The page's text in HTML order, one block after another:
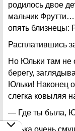
родилось двое
мальчик
опять близнецы:
Расплатившись
Но Юльки там не
берегу,
Юльки! Наконец
слегка ковыляя
— Где ты была,
Юлька очень